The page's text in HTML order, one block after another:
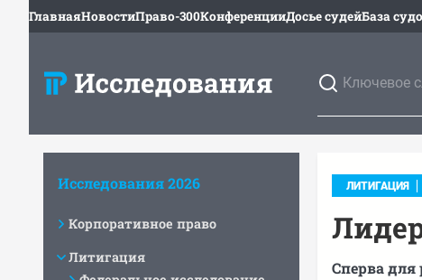
ГлавнаяНовостиПраво-300КонференцииДосье судейБаза
Исследования 2026
Корпоративное право
Литигация
ЛИТИГАЦИЯ
Сперва для